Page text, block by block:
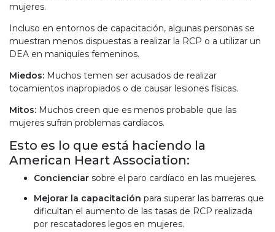
mujeres.
Incluso en entornos de capacitación, algunas personas se
muestran menos dispuestas a realizar la RCP o a utilizar un
DEA en maniquíes femeninos.
Miedos: Muchos temen ser acusados de realizar
tocamientos inapropiados o de causar lesiones físicas.
Mitos: Muchos creen que es menos probable que las
mujeres sufran problemas cardíacos.
Esto es lo que está haciendo la
American Heart Association:
Concienciar sobre el paro cardíaco en las muejeres.
Mejorar la capacitación para superar las barreras que
dificultan el aumento de las tasas de RCP realizada
por rescatadores legos en mujeres.